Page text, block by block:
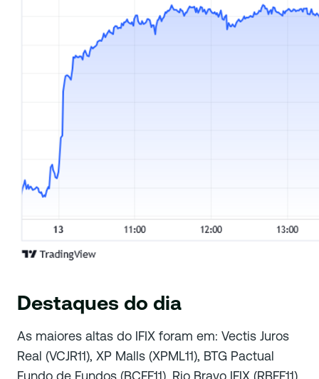
Destaques do dia
As maiores altas do IFIX foram em: Vectis Juros
Real (VCJR11), XP Malls (XPML11), BTG Pactual
Fundo de Fundos (BCFF11), Rio Bravo IFIX (RBFF11),